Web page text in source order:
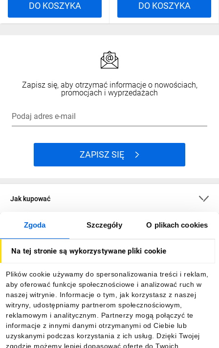
Zgoda Szczegóły O plikach cookies
Na tej stronie są wykorzystywane pliki cookie
Plików cookie używamy do spersonalizowania treści i reklam,
aby oferować funkcje społecznościowe i analizować ruch w
naszej witrynie. Informacje o tym, jak korzystasz z naszej
witryny, udostępniamy partnerom społecznościowym,
reklamowym i analitycznym. Partnerzy mogą połączyć te
informacje z innymi danymi otrzymanymi od Ciebie lub
uzyskanymi podczas korzystania z ich usług. Dzięki Twojej
zgodzie możemy lepiej dopasować ofertę do Twoich
DO KOSZYKA DO KOSZYKA
Zapisz się, aby otrzymać informacje o nowościach,
promocjach i wyprzedażach
Podaj adres e-mail
ZAPISZ SIĘ
Jak kupować
O firmie
Informacje
Pobierz naszą aplikację mobilną: